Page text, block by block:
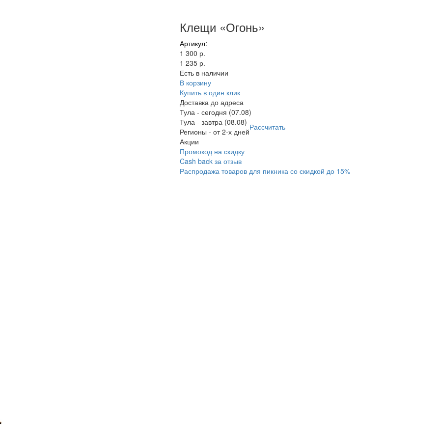
Клещи «Огонь»
Артикул:
1 300 р.
1 235 р.
Есть в наличии
В корзину
Купить в один клик
Доставка до адреса
Тула - сегодня (07.08)
Тула - завтра (08.08) Рассчитать
Регионы - от 2-х дней
Акции
Промокод на скидку
Cash back за отзыв
Распродажа товаров для пикника со скидкой до 15%